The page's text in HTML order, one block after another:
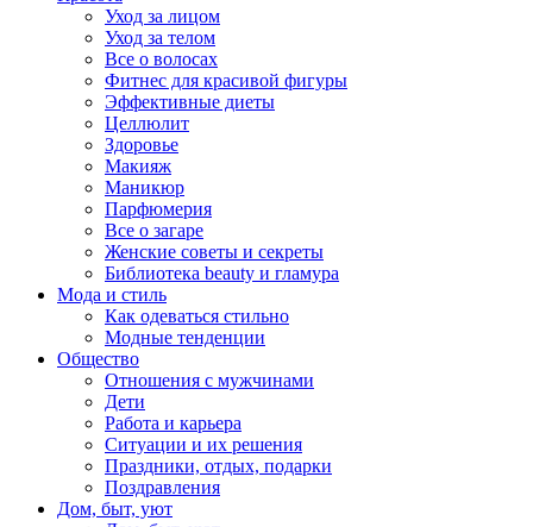
Уход за лицом
Уход за телом
Все о волосах
Фитнес для красивой фигуры
Эффективные диеты
Целлюлит
Здоровье
Макияж
Маникюр
Парфюмерия
Все о загаре
Женские советы и секреты
Библиотека beauty и гламура
Мода и стиль
Как одеваться стильно
Модные тенденции
Общество
Отношения с мужчинами
Дети
Работа и карьера
Ситуации и их решения
Праздники, отдых, подарки
Поздравления
Дом, быт, уют